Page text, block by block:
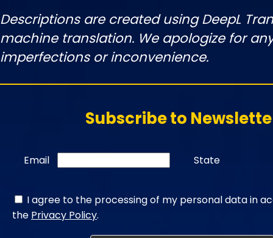
Descriptions are created using DeepL
machine translation. We apologize for
imperfections or inconvenience.
Subscribe to
Email State
I agree to the processing of my personal data in
the Privacy Policy.